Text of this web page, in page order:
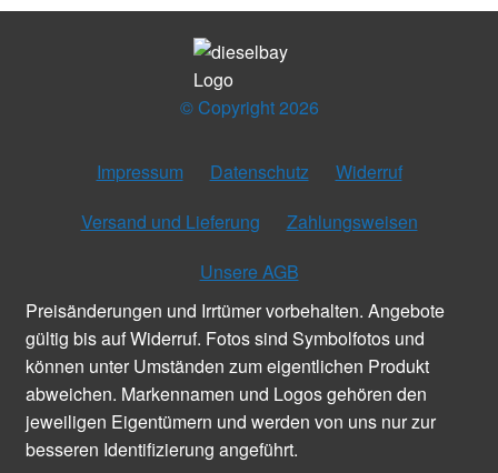
© Copyright 2026
Impressum Datenschutz
Widerruf
Versand und Lieferung
Zahlungsweisen
Unsere AGB
Preisänderungen und Irrtümer vorbehalten. Angebote
gültig bis auf Widerruf. Fotos sind Symbolfotos und
können unter Umständen zum eigentlichen Produkt
abweichen. Markennamen und Logos gehören den
jeweiligen Eigentümern und werden von uns nur zur
besseren Identifizierung angeführt.